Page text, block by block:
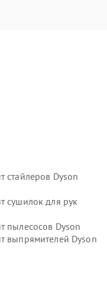
стайлеров Dyson
сушилок для рук
пылесосов Dyson
выпрямителей Dyson